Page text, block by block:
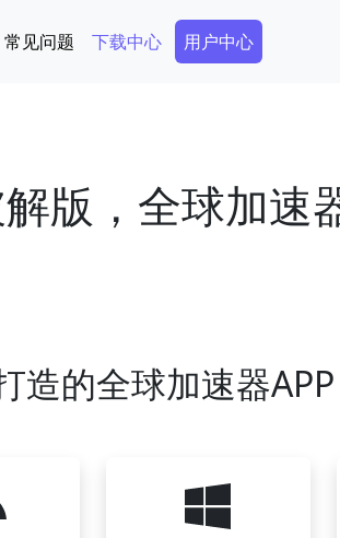
常见问题 下载中心 Secondary Menu
用户中心
版，全球加速
造的全球加速器APP